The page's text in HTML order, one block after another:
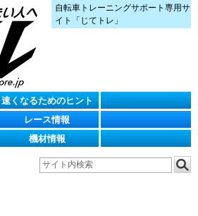
自転車トレーニングサポート専用サ
イト「じてトレ」
速くなるためのヒント
レース情報
機材情報